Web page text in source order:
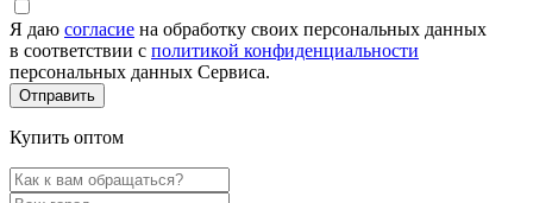
Я даю согласие на обработку своих персональных данных
в соответствии с политикой конфиденциальности
персональных данных Сервиса.
Купить оптом